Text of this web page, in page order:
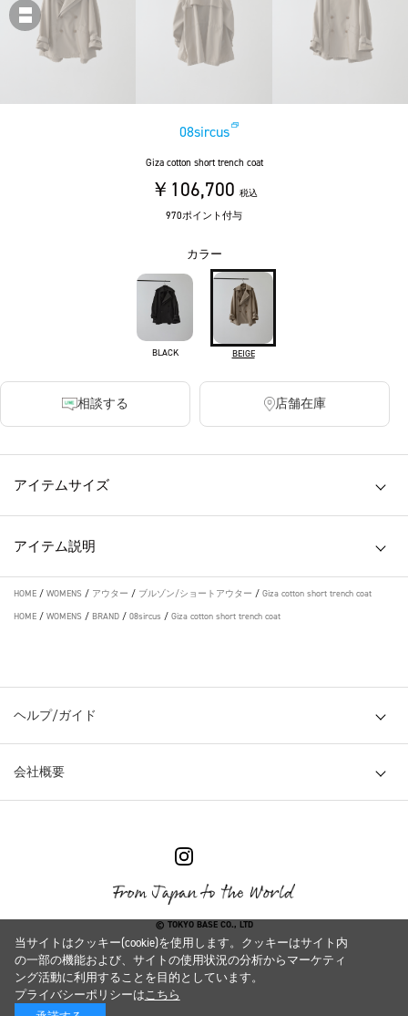
08sircus
Giza cotton short trench coat
￥106,700 税込
970ポイント付与
カラー
BLACK BEIGE
相談する 店舗在庫
アイテムサイズ
アイテム説明
HOME / WOMENS / アウター / ブルゾン/ショートアウター / Giza cotton short trench coat
HOME / WOMENS / BRAND / 08sircus / Giza cotton short trench coat
ヘルプ/ガイド
会社概要
© TOKYO BASE CO., LTD
当サイトはクッキー(cookie)を使用します。クッキーはサイト内
の一部の機能および、サイトの使用状況の分析からマーケティ
ング活動に利用することを目的としています。
プライバシーポリシーはこちら